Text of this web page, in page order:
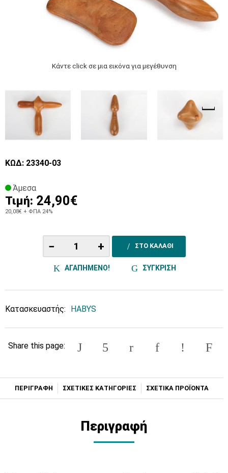
Κάντε click σε μια εικόνα για μεγέθυνση
ΚΩΔ: 23340-03
Άμεσα
Τιμή: 24,90€
20,08€ + ΦΠΑ 24%
− + ΣΤΟ ΚΑΛΑΘΙ
ΑΓΑΠΗΜΕΝΟ! ΣΥΓΚΡΙΣΗ
Κατασκευαστής: HABYS
Share this page:
ΠΕΡΙΓΡΑΦΗ ΣΧΕΤΙΚΕΣ ΚΑΤΗΓΟΡΙΕΣ ΣΧΕΤΙΚΑ ΠΡΟΪΟΝΤΑ
Περιγραφή